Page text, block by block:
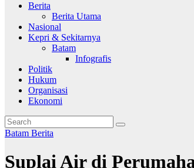
Berita
Berita Utama
Nasional
Kepri & Sekitarnya
Batam
Infografis
Politik
Hukum
Organisasi
Ekonomi
Batam Berita
Suplai Air di